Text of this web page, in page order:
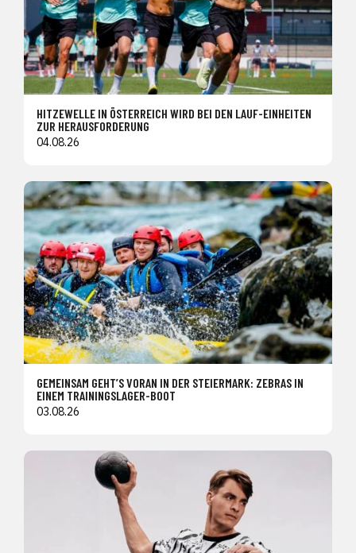
HITZEWELLE IN ÖSTERREICH WIRD BEI DEN LAUF-EINHEITEN
ZUR HERAUSFORDERUNG
04.08.26
GEMEINSAM GEHT’S VORAN IN DER STEIERMARK: ZEBRAS IN
EINEM TRAININGSLAGER-BOOT
03.08.26